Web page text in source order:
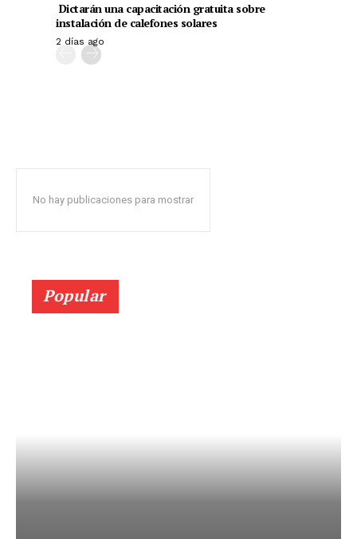
Dictarán una capacitación gratuita sobre
instalación de calefones solares
2 días ago
No hay publicaciones para mostrar
Popular